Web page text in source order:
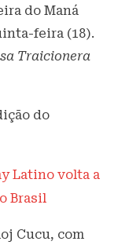
do Maná
feira (18).
Traicionera
do
Latino volta a
Brasil
Cucu, com